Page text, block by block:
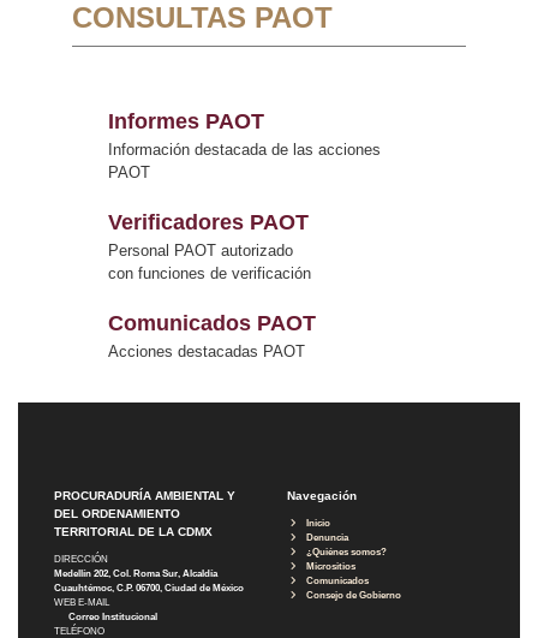
CONSULTAS PAOT
Informes PAOT
Información destacada de las acciones
PAOT
Verificadores PAOT
Personal PAOT autorizado
con funciones de verificación
Comunicados PAOT
Acciones destacadas PAOT
PROCURADURÍA AMBIENTAL Y
DEL ORDENAMIENTO
TERRITORIAL DE LA CDMX
DIRECCIÓN
Medellín 202, Col. Roma Sur, Alcaldía
Cuauhtémoc, C.P. 06700, Ciudad de México
WEB E-MAIL
Correo Institucional
TELÉFONO
Navegación
Inicio
Denuncia
¿Quiénes somos?
Micrositios
Comunicados
Consejo de Gobierno